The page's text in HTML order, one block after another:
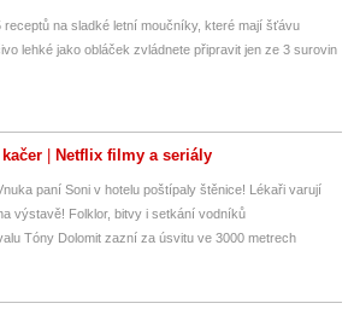
na sladké letní moučníky, které mají šťávu
lehké jako obláček zvládnete připravit jen ze 3 surovin
Netflix filmy a seriály
paní Soni v hotelu poštípaly štěnice! Lékaři varují
výstavě! Folklor, bitvy i setkání vodníků
Tóny Dolomit zazní za úsvitu ve 3000 metrech